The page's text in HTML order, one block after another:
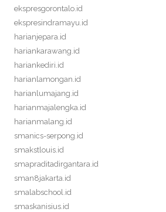
ekspresgorontalo.id
ekspresindramayu.id
harianjepara.id
hariankarawang.id
hariankediri.id
harianlamongan.id
harianlumajang.id
harianmajalengka.id
harianmalang.id
smanics-serpong.id
smakstlouis.id
smapraditadirgantara.id
sman8jakarta.id
smalabschool.id
smaskanisius.id